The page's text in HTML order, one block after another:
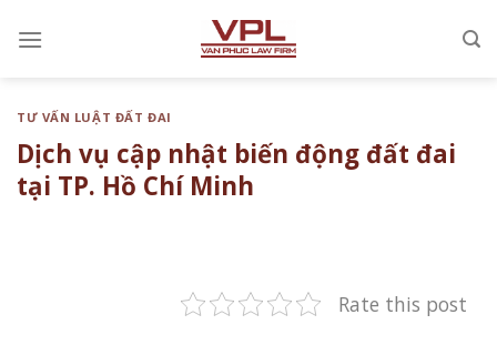
đến
TƯ VẤN LUẬT ĐẤT ĐAI
Dịch vụ cập nhật biến động đất đai
tại TP. Hồ Chí Minh
Rate this post